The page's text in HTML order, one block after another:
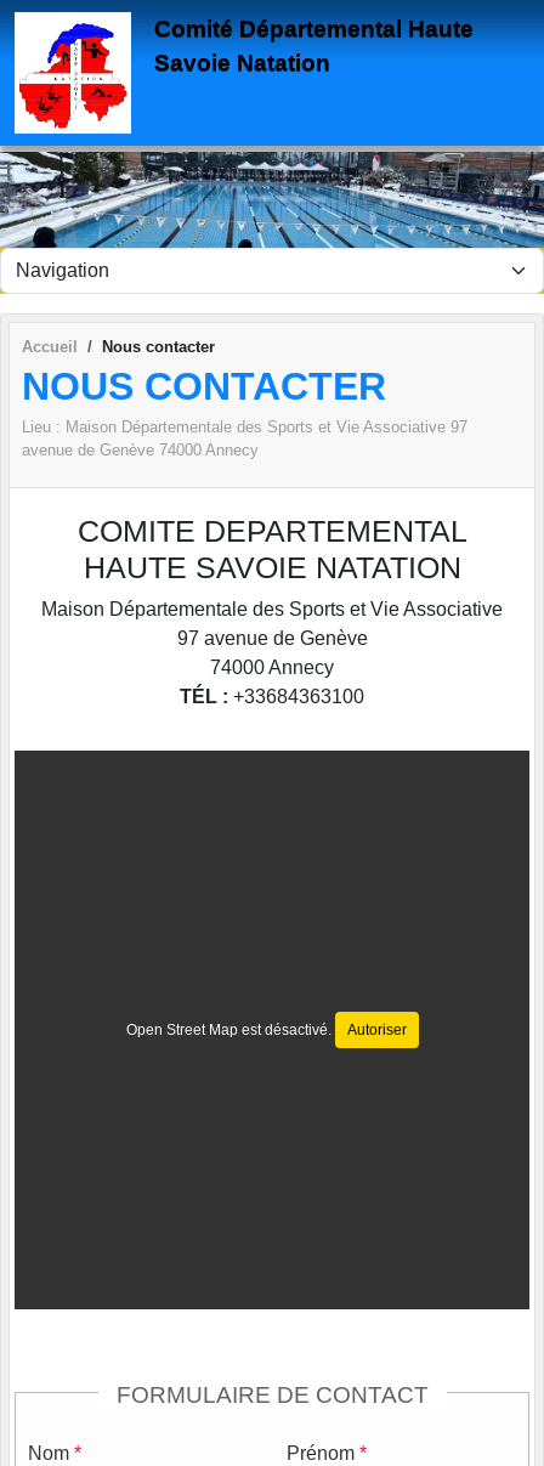
Comité Départemental Haute
Savoie Natation
Accueil Nous contacter
NOUS CONTACTER
Lieu : Maison Départementale des Sports et Vie Associative 97
avenue de Genève 74000 Annecy
COMITE DEPARTEMENTAL
HAUTE SAVOIE NATATION
Maison Départementale des Sports et Vie Associative
97 avenue de Genève
74000Annecy
TÉL : +33684363100
Open Street Map est désactivé. Autoriser
FORMULAIRE DE CONTACT
Nom * Prénom *
Panneau de gestion des cookies